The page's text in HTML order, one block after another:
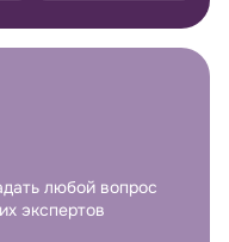
любой вопрос
экспертов